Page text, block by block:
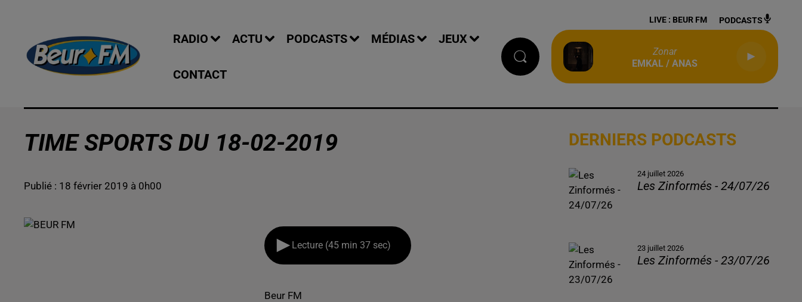
RADIO ACTU PODCASTS MÉDIAS JEUX
CONTACT
LIVE : BEUR FM PODCASTS
Zonar
EMKAL / ANAS
TIME SPORTS DU 18-02-2019
Publié : 18 février 2019 à 0h00
Lecture (45 min 37 sec)
Beur FM
DERNIERS PODCASTS
24 juillet 2026
Les Zinformés - 24/07/26
23 juillet 2026
Les Zinformés - 23/07/26